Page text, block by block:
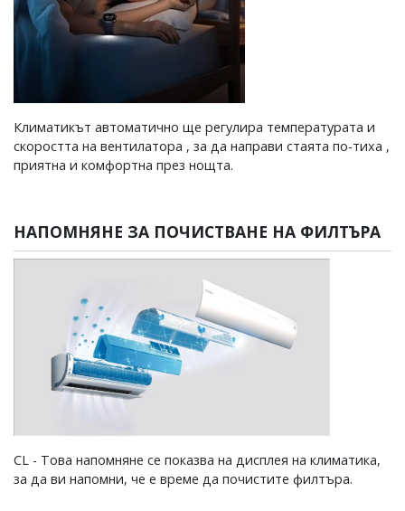
Климатикът автоматично ще регулира температурата и
скоростта на вентилатора , за да направи стаята по-тиха ,
приятна и комфортна през нощта.
НАПОМНЯНЕ ЗА ПОЧИСТВАНЕ НА ФИЛТЪРА
CL - Това напомняне се показва на дисплея на климатика,
за да ви напомни, че е време да почистите филтъра.